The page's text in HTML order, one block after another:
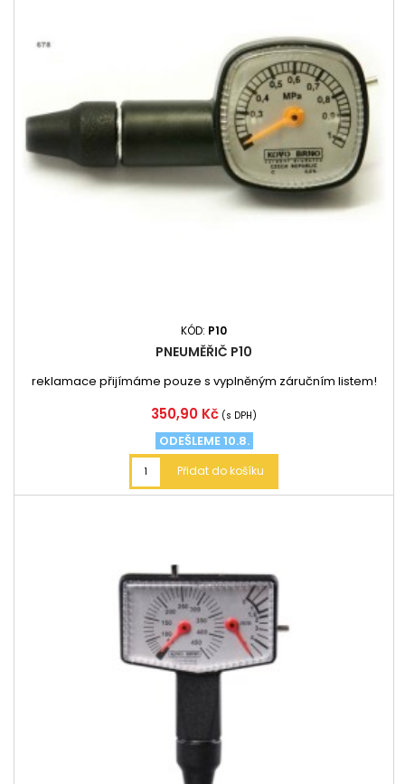
KÓD: P10
PNEUMĚŘIČ P10
reklamace přijímáme pouze s vyplněným záručním listem!
Cena
350,90 Kč (s DPH)
ODEŠLEME 10.8.
Přidat do košíku